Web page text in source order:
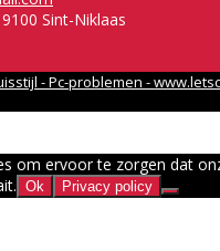
Sint-Niklaas
- Pc-problemen -
om ervoor te zorgen dat
Ok Privacy policy